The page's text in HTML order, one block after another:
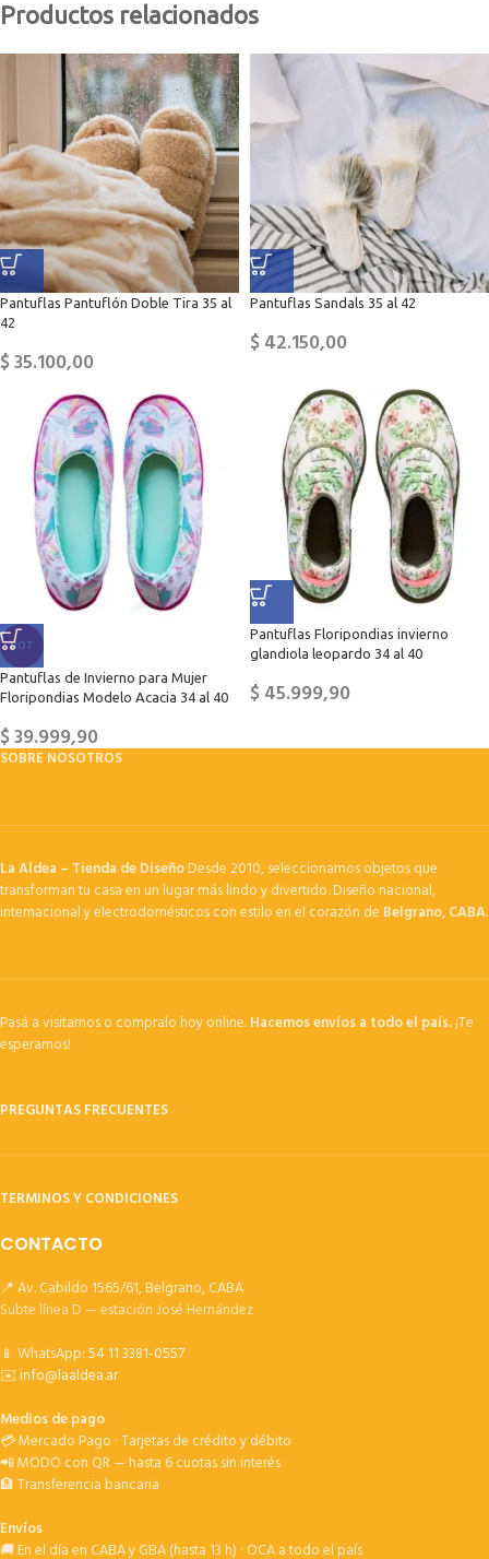
Productos relacionados
Pantuflas Pantuflón Doble Tira 35 al
42
$35.100,00
Pantuflas Sandals 35 al 42
$42.150,00
HOT
Pantuflas de Invierno para Mujer
Floripondias Modelo Acacia 34 al 40
$39.999,90
Pantuflas Floripondias invierno
glandiola leopardo 34 al 40
$45.999,90
SOBRE NOSOTROS
La Aldea – Tienda de DiseñoDesde 2010, seleccionamos objetos que
transforman tu casa en un lugar más lindo y divertido. Diseño nacional,
internacional y electrodomésticos con estilo en el corazón de Belgrano, CABA.
Pasá a visitarnos o compralo hoy online.Hacemos envíos a todo el país.¡Te
esperamos!
PREGUNTAS FRECUENTES
TERMINOS Y CONDICIONES
CONTACTO
📍 Av. Cabildo 1565/61, Belgrano, CABA
Subte línea D — estación José Hernández
📱 WhatsApp:54 11 3381-0557
✉️info@laaldea.ar
Medios de pago
💳 Mercado Pago · Tarjetas de crédito y débito
📲 MODO con QR — hasta 6 cuotas sin interés
🏦 Transferencia bancaria
Envíos
🚚 En el día en CABA y GBA (hasta 13 h) · OCA a todo el país